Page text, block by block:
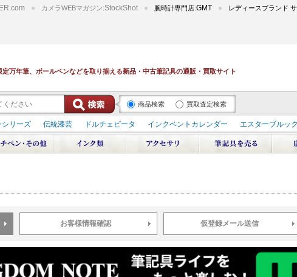
カメラWEBマガジン:StockShot 腕時計専門店:GMT レディースブランド
万年筆、ボールペンなどを取り揃える新品・中古筆記具の通販・買取サイト
商品検索 買取査定検索
シリーズ 伝統漆芸 ドルチェビータ インクベントカレンダー エスターブルック
デュポン スペース オデッセイ 輪島屋善仁 深海 エテルニタ･アヴァンティ
クラブ ペリカン オーシャンスワール 源氏物語 作家シリーズ パトロンシリ
お客様情報確認 仮登録メール送信